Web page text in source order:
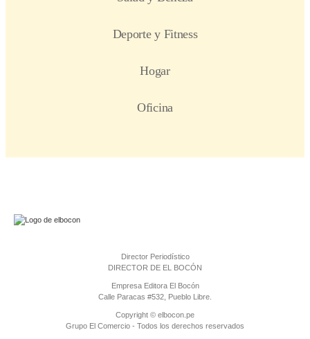
Director Periodístico
DIRECTOR DE EL BOCÓN
Empresa Editora El Bocón
Calle Paracas #532, Pueblo Libre.
Copyright © elbocon.pe
Grupo El Comercio - Todos los derechos reservados